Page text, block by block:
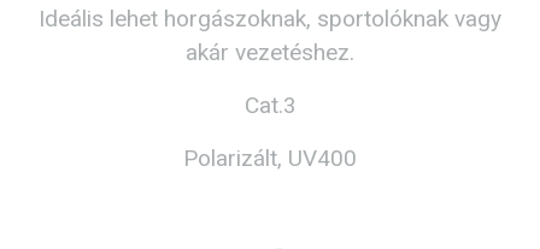
Ideális lehet horgászoknak, sportolóknak vagy
akár vezetéshez.
Cat.3
Polarizált, UV400